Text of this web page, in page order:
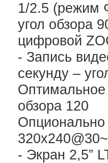
1/2.5 (режим
угол обзора
цифровой
- Запись
секунду –
Оптимальное
обзора 120
Опционально
- Экран 2,5”